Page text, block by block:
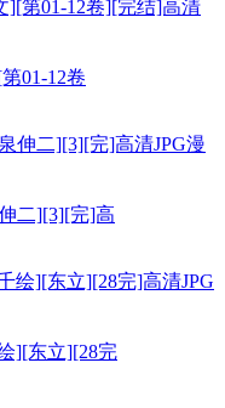
01-12卷
二][3][完]高
][东立][28完